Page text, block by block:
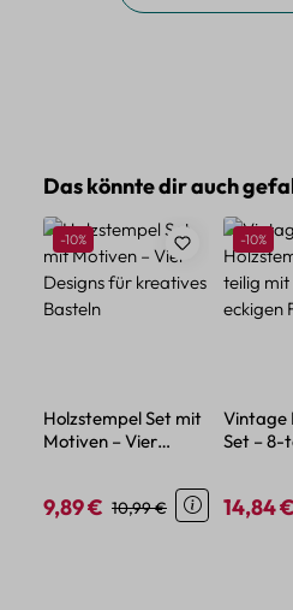
Produktgalerie überspringen
Das könnte dir auch
Rabatt
-10%
Holzstempel Set mit
Motiven – Vier
Verkaufspreis:
9,89 € Regulärer Preis:
10,99 €
Rabatt
-10%
Vintage
Set – 8-
14,84 €